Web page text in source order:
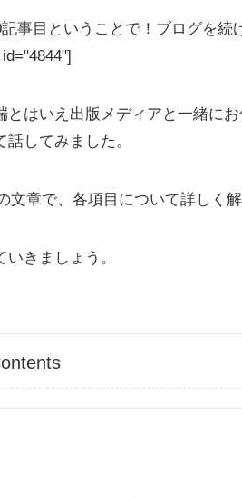
事目ということで！ブログを続
とはいえ出版メディアと一緒に
してみました。
文章で、各項目について詳しく
きましょう。